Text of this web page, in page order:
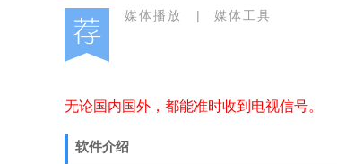
媒体播放 | 媒体工具
无论国内国外，都能准时收到电视信号。
软件介绍